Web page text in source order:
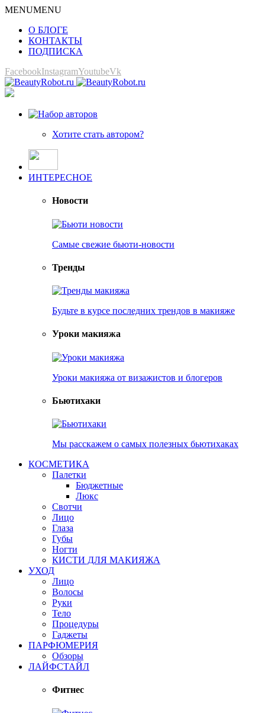
MENUMENU
О БЛОГЕ
КОНТАКТЫ
ПОДПИСКА
FacebookInstagramYoutubeVk
Хотите стать автором?
ИНТЕРЕСНОЕ
Новости
Самые свежие бьюти-новости
Тренды
Будьте в курсе последних трендов в макияже
Уроки макияжа
Уроки макияжа от визажистов и блогеров
Бьютихаки
Мы расскажем о самых полезных бьютихаках
КОСМЕТИКА
Палетки
Бюджетные
Люкс
Свотчи
Лицо
Глаза
Губы
Ногти
КИСТИ ДЛЯ МАКИЯЖА
УХОД
Лицо
Волосы
Руки
Тело
Процедуры
Гаджеты
ПАРФЮМЕРИЯ
Обзоры
ЛАЙФСТАЙЛ
Фитнес